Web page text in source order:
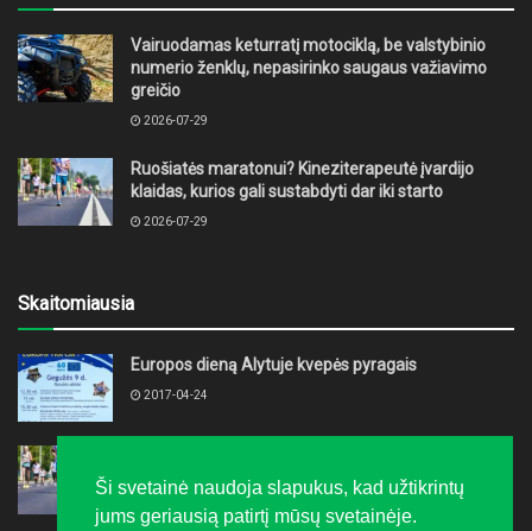
Vairuodamas keturratį motociklą, be valstybinio
numerio ženklų, nepasirinko saugaus važiavimo
greičio
2026-07-29
Ruošiatės maratonui? Kineziterapeutė įvardijo
klaidas, kurios gali sustabdyti dar iki starto
2026-07-29
Skaitomiausia
Europos dieną Alytuje kvepės pyragais
2017-04-24
klaidas, kurios gali sustabdyti dar iki starto
2026-07-29
Ši svetainė naudoja slapukus, kad užtikrintų
jums geriausią patirtį mūsų svetainėje.